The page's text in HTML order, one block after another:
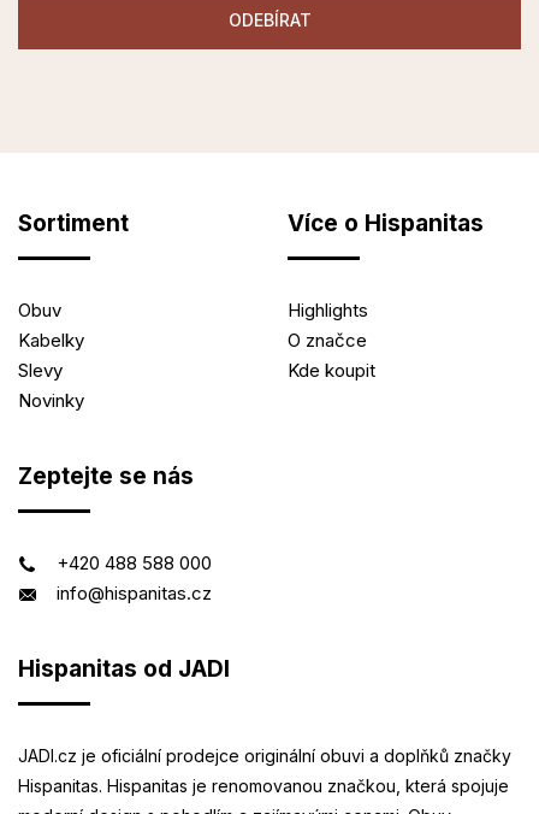
Sortiment
Obuv
Kabelky
Slevy
Novinky
Více o Hispanitas
Highlights
O značce
Kde koupit
Zeptejte se nás
+420 488 588 000
info@hispanitas.cz
Hispanitas od JADI
JADI.cz je oficiální prodejce originální obuvi a doplňků značky
Hispanitas. Hispanitas je renomovanou značkou, která spojuje